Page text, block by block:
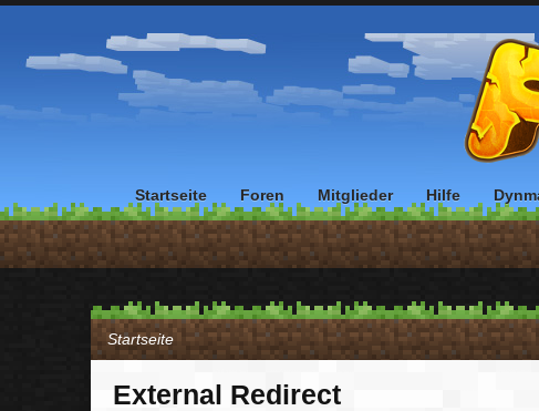
Startseite
External Redirect
Startseite Foren Mitglieder Hilfe